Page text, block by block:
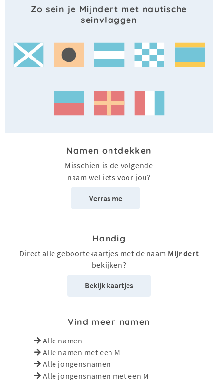
Zo sein je Mijndert met nautische
seinvlaggen
Namen ontdekken
Misschien is de volgende
naam wel iets voor jou?
Verras me
Handig
Direct alle geboortekaartjes met de naam Mijndert
bekijken?
Bekijk kaartjes
Vind meer namen
Alle namen
Alle namen met een M
Alle jongensnamen
Alle jongensnamen met een M